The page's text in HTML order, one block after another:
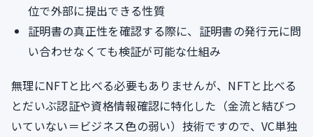
位で外部に提出できる性質
証明書の真正性を確認する際に、証明書の発行元に問
い合わせなくても検証が可能な仕組み
無理にNFTと比べる必要もありませんが、NFTと比べる
とだいぶ認証や資格情報確認に特化した（金流と結びつ
いていない＝ビジネス色の弱い）技術ですので、VC単独